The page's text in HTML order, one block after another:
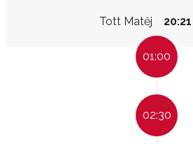
Tott Matěj 20:21
01:00
02:30